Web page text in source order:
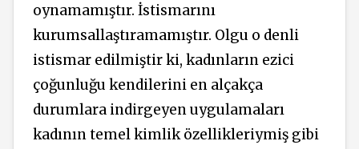
oynamamıştır. İstismarını
kurumsallaştıramamıştır. Olgu o denli
istismar edilmiştir ki, kadınların ezici
çoğunluğu kendilerini en alçakça
durumlara indirgeyen uygulamaları
kadının temel kimlik özellikleriymiş gibi